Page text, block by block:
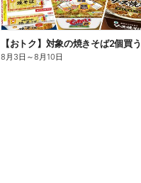
8月3日 ～8月10日